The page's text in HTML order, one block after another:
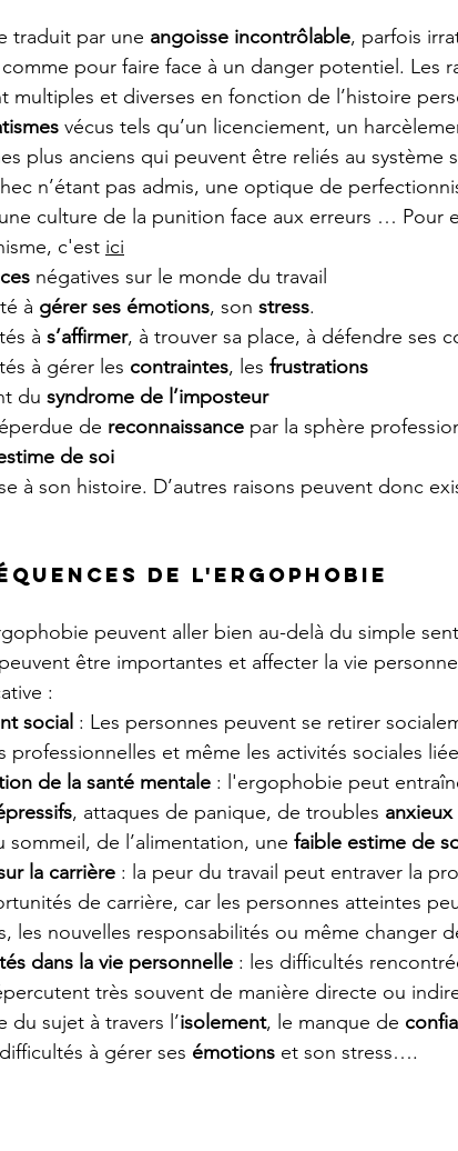
traduit par une angoisse incontrôlable, parfois
comme pour faire face à un danger potentiel. Les
multiples et diverses en fonction de l’histoire
vécus tels qu’un licenciement, un
plus anciens qui peuvent être reliés au système
n’étant pas admis, une optique de
culture de la punition face aux erreurs … Pour
c'est ici
négatives sur le monde du travail
à gérer ses émotions, son stress.
à s’affirmer, à trouver sa place, à défendre ses
à gérer les contraintes, les frustrations
du syndrome de l’imposteur
de reconnaissance par la sphère
de soi
à son histoire. D’autres raisons peuvent donc
de l'ergophobie
peuvent aller bien au-delà du simple
être importantes et affecter la vie
:
social : Les personnes peuvent se retirer
professionnelles et même les activités sociales
de la santé mentale : l'ergophobie peut
, attaques de panique, de troubles anxieux
sommeil, de l’alimentation, une faible estime de
la carrière : la peur du travail peut entraver la
de carrière, car les personnes atteintes
les nouvelles responsabilités ou même changer
dans la vie personnelle : les difficultés
très souvent de manière directe ou
du sujet à travers l’isolement, le manque de
à gérer ses émotions et son stress….